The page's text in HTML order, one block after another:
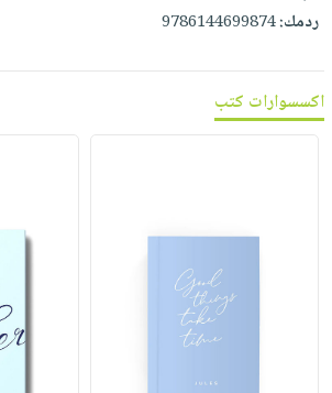
ردمك:9786144699874
اكسسوارات كتب